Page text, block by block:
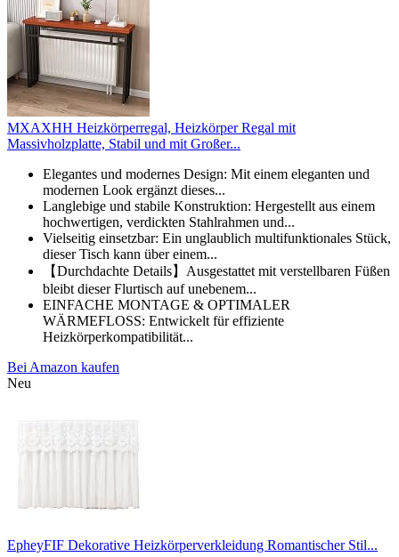
MXAXHH Heizkörperregal, Heizkörper Regal mit
Massivholzplatte, Stabil und mit Großer...
Elegantes und modernes Design: Mit einem eleganten und
modernen Look ergänzt dieses...
Langlebige und stabile Konstruktion: Hergestellt aus einem
hochwertigen, verdickten Stahlrahmen und...
Vielseitig einsetzbar: Ein unglaublich multifunktionales Stück,
dieser Tisch kann über einem...
【Durchdachte Details】Ausgestattet mit verstellbaren Füßen
bleibt dieser Flurtisch auf unebenem...
EINFACHE MONTAGE & OPTIMALER
WÄRMEFLOSS: Entwickelt für effiziente
Heizkörperkompatibilität...
Bei Amazon kaufen
Neu
EpheyFIF Dekorative Heizkörperverkleidung Romantischer Stil...